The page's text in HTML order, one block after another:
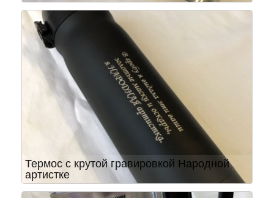
Термос с крутой гравировкой Народной
артистке